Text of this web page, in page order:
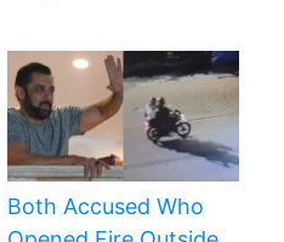
Both Accused Who